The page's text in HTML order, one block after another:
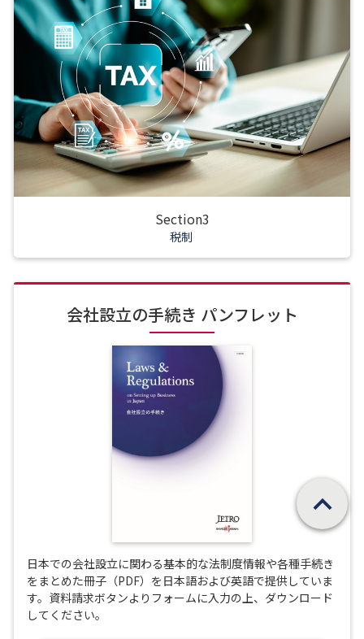
Section3
税制
会社設立の手続き パンフレット
日本での会社設立に関わる基本的な法制度情報や各種手続き
をまとめた冊子（PDF）を日本語および英語で提供していま
す。資料請求ボタンよりフォームに入力の上、ダウンロード
してください。
ページの先頭へ戻